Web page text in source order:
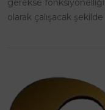
gerekse
olarak çalışacak şekilde